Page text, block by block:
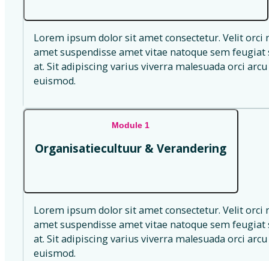
Lorem ipsum dolor sit amet consectetur. Velit
amet suspendisse amet vitae natoque sem
at. Sit adipiscing varius viverra malesuada orci
euismod.
Module 1
Organisatiecultuur & Verandering
Lorem ipsum dolor sit amet consectetur. Velit
amet suspendisse amet vitae natoque sem
at. Sit adipiscing varius viverra malesuada orci
euismod.